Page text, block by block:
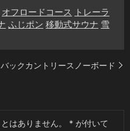
オフロードコース トレーラ
ふじポン 移動式サウナ 雪
バックカントリースノーボード
はありません。 * が付いて